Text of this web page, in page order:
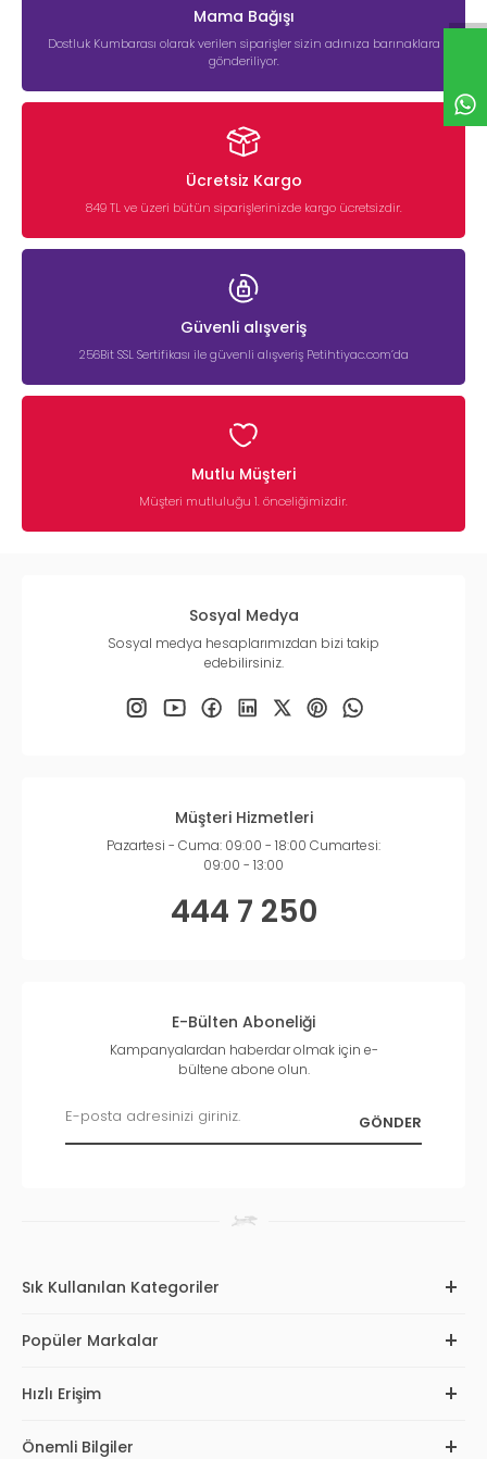
Mama Bağışı
Dostluk Kumbarası olarak verilen siparişler sizin adınıza barınaklara
gönderiliyor.
Ücretsiz Kargo
849 TL ve üzeri bütün siparişlerinizde kargo ücretsizdir.
Güvenli alışveriş
256Bit SSL Sertifikası ile güvenli alışveriş Petihtiyac.com’da
Mutlu Müşteri
Müşteri mutluluğu 1. önceliğimizdir.
Sosyal Medya
Sosyal medya hesaplarımızdan bizi takip
edebilirsiniz.
Müşteri Hizmetleri
Pazartesi - Cuma: 09:00 - 18:00 Cumartesi:
09:00 - 13:00
444 7 250
E-Bülten Aboneliği
Kampanyalardan haberdar olmak için e-
bültene abone olun.
Sık Kullanılan Kategoriler
Popüler Markalar
Hızlı Erişim
Önemli Bilgiler